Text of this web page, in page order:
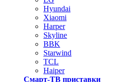
Hyundai
Xiaomi
Harper
Skyline
BBK
Starwind
TCL
Haiper
Смарт-ТВ приставки